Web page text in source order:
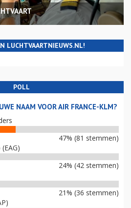
LUCHTVAARTNIEUWS.NL!
POLL
NAAM VOOR AIR FRANCE-KLM?
47% (81 stemmen)
24% (42 stemmen)
21% (36 stemmen)